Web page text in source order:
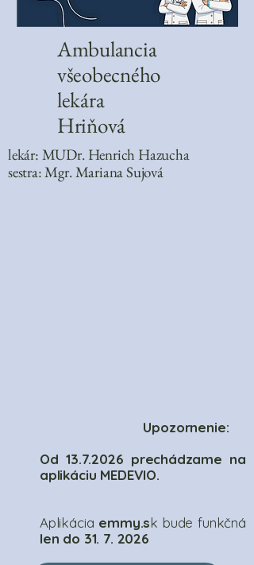
Ambulancia
všeobecného
lekára
Hriňová
lekár: MUDr. Henrich Hazucha
sestra: Mgr. Mariana Sujová
Upozornenie:
Od13.7.2026 prechádzame na
aplikáciu MEDEVIO.
Aplikácia emmy.sk bude funkčná
len do 31. 7. 2026